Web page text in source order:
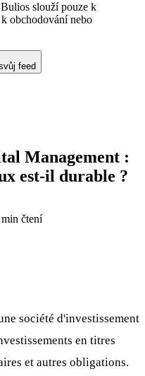
slouží pouze k
obchodování nebo
feed
Management :
est-il durable ?
min čtení
société d'investissement
en titres
et autres obligations.